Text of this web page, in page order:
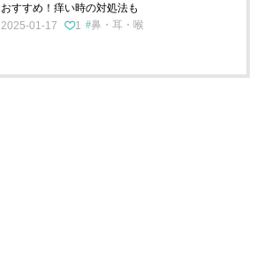
おすすめ！痒い時の対処法も
2025-01-17
1 鼻・耳・喉